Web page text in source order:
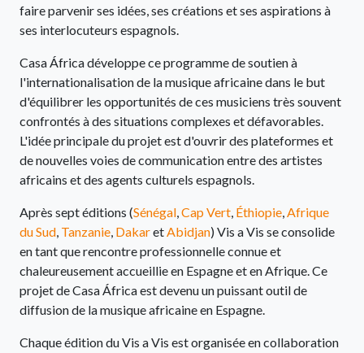
faire parvenir ses idées, ses créations et ses aspirations à
ses interlocuteurs espagnols.
Casa África développe ce programme de soutien à
l'internationalisation de la musique africaine dans le but
d'équilibrer les opportunités de ces musiciens très souvent
confrontés à des situations complexes et défavorables.
L'idée principale du projet est d'ouvrir des plateformes et
de nouvelles voies de communication entre des artistes
africains et des agents culturels espagnols.
Après sept éditions (Sénégal,Cap Vert, Éthiopie,Afrique
du Sud, Tanzanie, DakaretAbidjan) Vis a Vis se consolide
en tant que rencontre professionnelle connue et
chaleureusement accueillie en Espagne et en Afrique. Ce
projet de Casa África est devenu un puissant outil de
diffusion de la musique africaine en Espagne.
Chaque édition du Vis a Vis est organisée en collaboration